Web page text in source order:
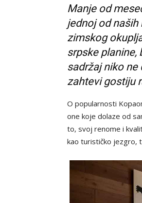
Manje od
jednoj od
zimskog
srpske planine,
sadržaj niko ne
zahtevi gostiju
O popularnosti
one koje dolaze od
to, svoj renome i
kao turističko jezgro,